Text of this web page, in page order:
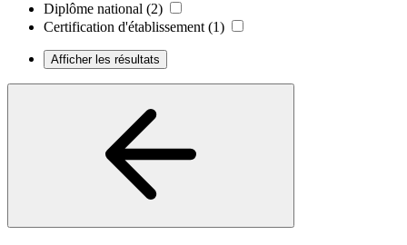
Diplôme national (2)
Certification d'établissement (1)
Afficher les résultats